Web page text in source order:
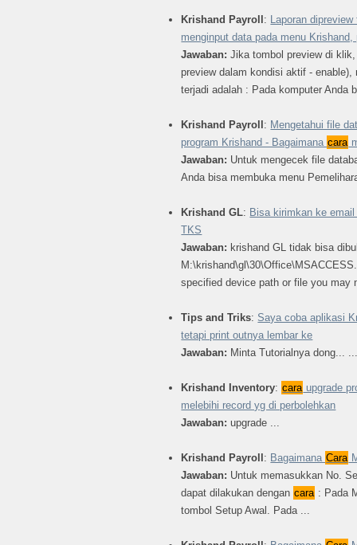
Krishand Payroll: Laporan
menginput data pada menu Krishand,
Jawaban:Jika tombol preview di
preview dalam kondisi aktif -
terjadi adalah : Pada komputer Anda
Krishand Payroll: Mengetahui file
program Krishand - Bagaimana cara
Jawaban: Untuk mengecek file
Anda bisa membuka menu
Krishand GL: Bisa kirimkan ke
TKS
Jawaban: krishand GL tidak bisa
specified device path or file you may
Tips and Triks:Saya coba aplikasi
tetapi print outnya lembar ke
Jawaban: Minta Tutorialnya dong...
Krishand Inventory: cara upgrade
melebihi record yg di perbolehkan
Jawaban:upgrade ...
Krishand Payroll: Bagaimana Cara
Jawaban: Untuk memasukkan No.
dapat dilakukan dengan cara : Pada
tombol Setup Awal. Pada ...